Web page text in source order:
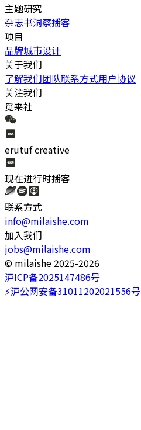
主题研究
杂志书洞察播客
项目
品牌城市设计
关于我们
了解我们团队联系方式用户协议
关注我们
觅来社
erutuf creative
现在进行时播客
联系方式
info@milaishe.com
加入我们
jobs@milaishe.com
©️ milaishe 2025-2026
沪ICP备2025147486号
⚡️沪公网安备31011202021556号